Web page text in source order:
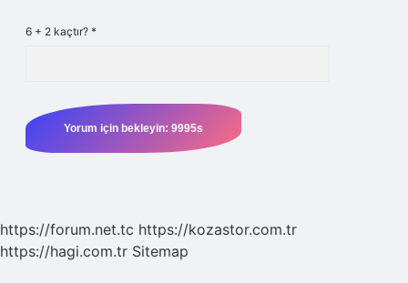
6 + 2 kaçtır? *
https://forum.net.tc https://kozastor.com.tr
https://hagi.com.tr Sitemap